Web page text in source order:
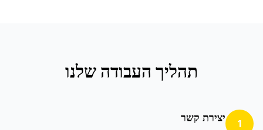
תהליך העבודה שלנו
1 יצירת קשר